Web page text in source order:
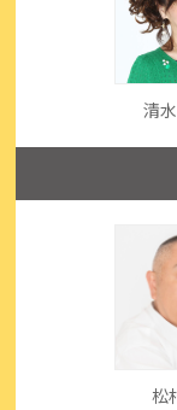
清
松